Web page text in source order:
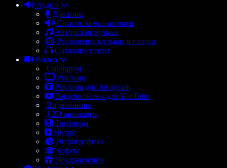
Аудио
Дикторы
Список композиторов
Авторская музыка
Разделение музыки и голоса
Создание песен
Видео
Сценарии
Реклама
Реклама для Instagram
Видеомонтаж для YouTube
Видеоклипы
2D анимация
Трейлеры
Интро
Инфографика
Курсы
Поздравления